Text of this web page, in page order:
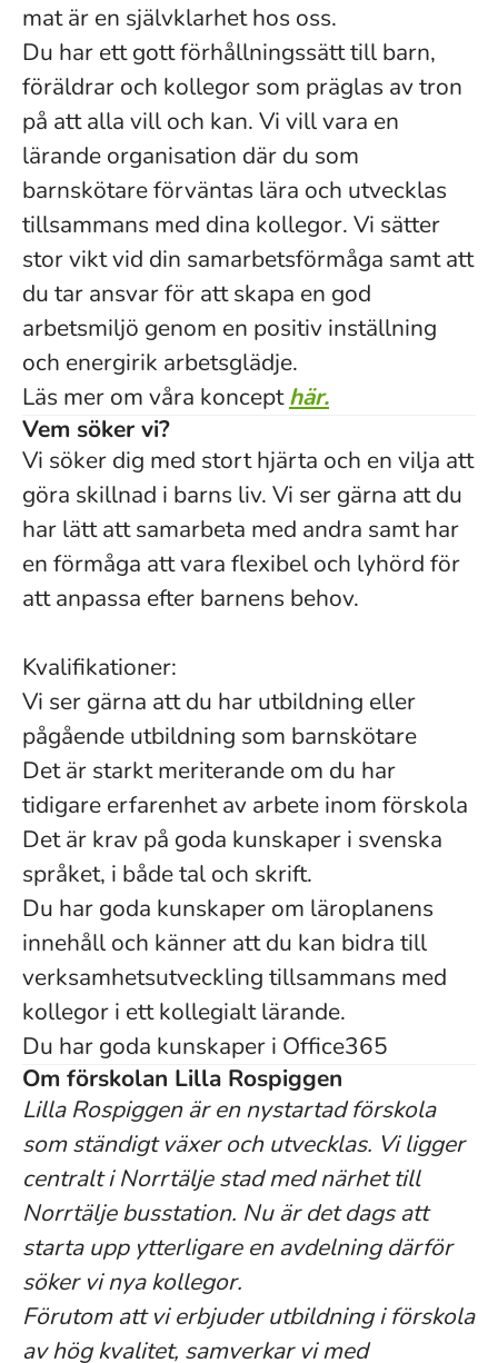
mat är en självklarhet hos oss.
Du har ett gott förhållningssätt till barn,
föräldrar och kollegor som präglas av tron
på att alla vill och kan. Vi vill vara en
lärande organisation där du som
barnskötare förväntas lära och utvecklas
tillsammans med dina kollegor. Vi sätter
stor vikt vid din samarbetsförmåga samt att
du tar ansvar för att skapa en god
arbetsmiljö genom en positiv inställning
och energirik arbetsglädje.
Läs mer om våra koncepthär.
Vem söker vi?
Vi söker dig med stort hjärta och en vilja att
göra skillnad i barns liv. Vi ser gärna att du
har lätt att samarbeta med andra samt har
en förmåga att vara flexibel och lyhörd för
att anpassa efter barnens behov.
Kvalifikationer:
Vi ser gärna att du har utbildning eller
pågående utbildning som barnskötare
Det är starkt meriterande om du har
tidigare erfarenhet av arbete inom förskola
Det är krav på goda kunskaper i svenska
språket, i både tal och skrift.
Du har goda kunskaper om läroplanens
innehåll och känner att du kan bidra till
verksamhetsutveckling tillsammans med
kollegor i ett kollegialt lärande.
Du har goda kunskaper i Office365
Om förskolan Lilla Rospiggen
Lilla Rospiggen är en nystartad förskola
som ständigt växer och utvecklas. Vi ligger
centralt i Norrtälje stad med närhet till
Norrtälje busstation. Nu är det dags att
starta upp ytterligare en avdelning därför
söker vi nya kollegor.
Förutom att vi erbjuder utbildning i förskola
av hög kvalitet, samverkar vi med